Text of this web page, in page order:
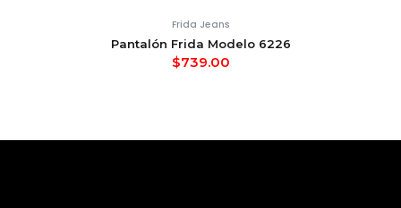
Frida Jeans
Pantalón Frida Modelo 6226
$739.00